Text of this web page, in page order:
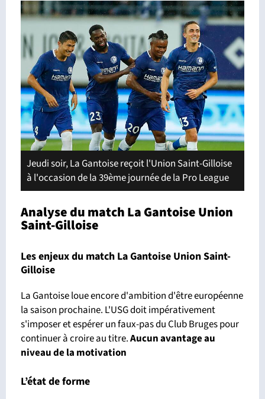
Jeudi soir, La Gantoise reçoit l'Union Saint-Gilloise
à l'occasion de la 39ème journée de la Pro League
Analyse du match La Gantoise Union
Saint-Gilloise
Les enjeux du match La Gantoise Union Saint-
Gilloise
La Gantoise loue encore d'ambition d'être européenne
la saison prochaine. L'USG doit impérativement
s'imposer et espérer un faux-pas du Club Bruges pour
continuer à croire au titre.Aucun avantageau
niveau de la motivation
L’état de forme